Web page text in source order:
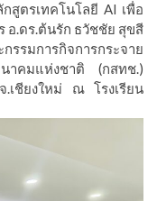
สูตรเทคโนโลยี AI เพื่อ
อ.ดร.ต้นรัก ธวัชชัย สุขสี
รมการกิจการกระจาย
นาคมแห่งชาติ (กสทช.)
.เชียงใหม่ ณ โรงเรียน